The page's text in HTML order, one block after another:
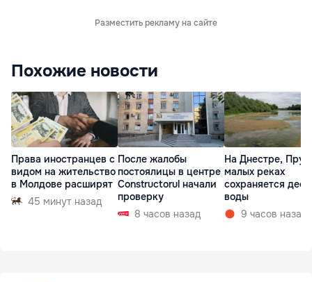
Разместить рекламу на сайте
Похожие новости
Права иностранцев с
видом на жительство
в Молдове расширят
45 минут назад
После жалобы
постоялицы в центре
Constructorul начали
проверку
8 часов назад
На Днестре,
малых реках
сохраняется
воды
9 часов назад